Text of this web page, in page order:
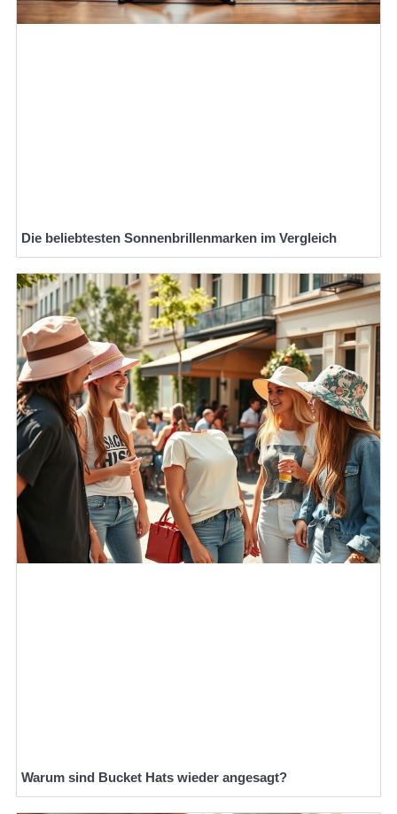
Die beliebtesten Sonnenbrillenmarken im Vergleich
Warum sind Bucket Hats wieder angesagt?